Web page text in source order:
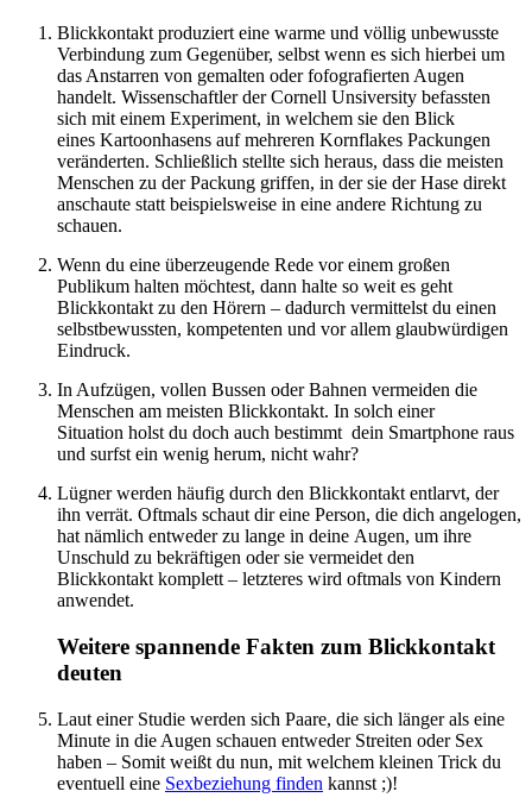
Blickkontakt produziert eine warme und völlig unbewusste
Verbindung zum Gegenüber, selbst wenn es sich hierbei um
das Anstarren von gemalten oder fofografierten Augen
handelt. Wissenschaftler der Cornell Unsiversity befassten
sich mit einem Experiment, in welchem sie den Blick
eines Kartoonhasens auf mehreren Kornflakes Packungen
veränderten. Schließlich stellte sich heraus, dass die meisten
Menschen zu der Packung griffen, in der sie der Hase direkt
anschaute statt beispielsweise in eine andere Richtung zu
schauen.
Wenn du eine überzeugende Rede vor einem großen
Publikum halten möchtest, dann halte so weit es geht
Blickkontakt zu den Hörern – dadurch vermittelst du einen
selbstbewussten, kompetenten und vor allem glaubwürdigen
Eindruck.
In Aufzügen, vollen Bussen oder Bahnen vermeiden die
Menschen am meisten Blickkontakt. In solch einer
Situation holst du doch auch bestimmt dein Smartphone raus
und surfst ein wenig herum, nicht wahr?
Lügner werden häufig durch den Blickkontakt entlarvt, der
ihn verrät. Oftmals schaut dir eine Person, die dich angelogen,
hat nämlich entweder zu lange in deine Augen, um ihre
Unschuld zu bekräftigen oder sie vermeidet den
Blickkontakt komplett – letzteres wird oftmals von Kindern
anwendet.
Weitere spannende Fakten zum Blickkontakt
deuten
Laut einer Studie werden sich Paare, die sich länger als eine
Minute in die Augen schauen entweder Streiten oder Sex
haben – Somit weißt du nun, mit welchem kleinen Trick du
eventuell eine Sexbeziehung finden kannst ;)!